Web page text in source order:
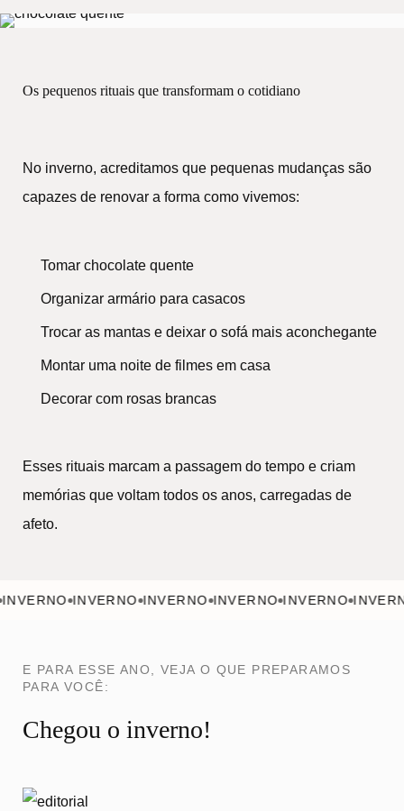
Os pequenos rituais que transformam o cotidiano
No inverno, acreditamos que pequenas mudanças são
capazes de renovar a forma como vivemos:
Tomar chocolate quente
Organizar armário para casacos
Trocar as mantas e deixar o sofá mais aconchegante
Montar uma noite de filmes em casa
Decorar com rosas brancas
Esses rituais marcam a passagem do tempo e criam
memórias que voltam todos os anos, carregadas de
afeto.
INVERNO INVERNO INVERNO INVERNO INVERNO
E PARA ESSE ANO, VEJA O QUE PREPARAMOS
PARA VOCÊ:
Chegou o inverno!